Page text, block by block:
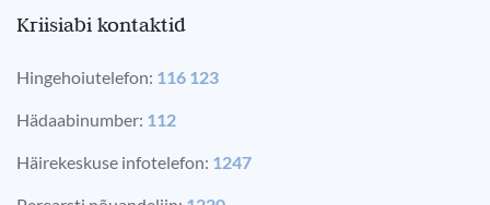
Kriisiabi kontaktid
Hingehoiutelefon: 116 123
Hädaabinumber: 112
Häirekeskuse infotelefon: 1247